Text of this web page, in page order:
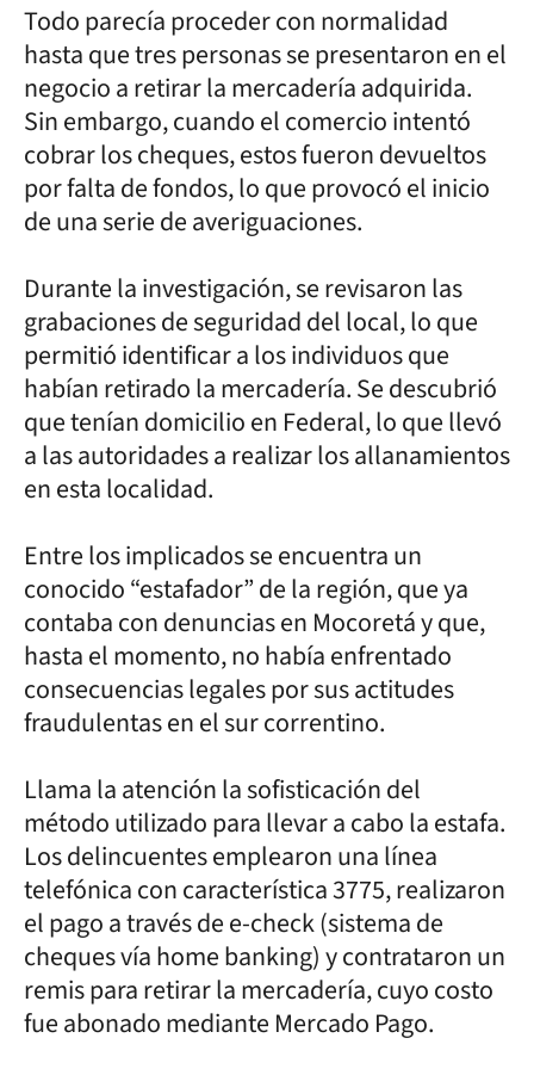
Todo parecía proceder con normalidad
hasta que tres personas se presentaron en el
negocio a retirar la mercadería adquirida.
Sin embargo, cuando el comercio intentó
cobrar los cheques, estos fueron devueltos
por falta de fondos, lo que provocó el inicio
de una serie de averiguaciones.
Durante la investigación, se revisaron las
grabaciones de seguridad del local, lo que
permitió identificar a los individuos que
habían retirado la mercadería. Se descubrió
que tenían domicilio en Federal, lo que llevó
a las autoridades a realizar los allanamientos
en esta localidad.
Entre los implicados se encuentra un
conocido “estafador” de la región, que ya
contaba con denuncias en Mocoretá y que,
hasta el momento, no había enfrentado
consecuencias legales por sus actitudes
fraudulentas en el sur correntino.
Llama la atención la sofisticación del
método utilizado para llevar a cabo la estafa.
Los delincuentes emplearon una línea
telefónica con característica 3775, realizaron
el pago a través de e-check (sistema de
cheques vía home banking) y contrataron un
remis para retirar la mercadería, cuyo costo
fue abonado mediante Mercado Pago.